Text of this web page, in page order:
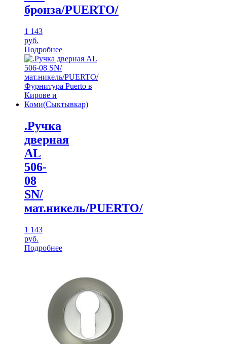
бронза/PUERTO/
1 143
руб.
Подробнее
.Ручка
дверная
AL
506-
08
SN/
мат.никель/PUERTO/
1 143
руб.
Подробнее